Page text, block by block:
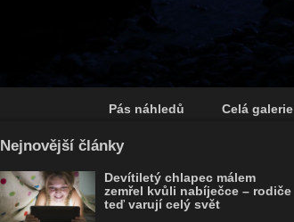
Pás náhledů Celá galerie
Nejnovější články
Devítiletý chlapec málem
zemřel kvůli nabíječce – rodiče
teď varují celý svět